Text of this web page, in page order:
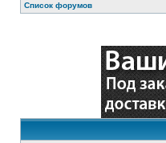
Список форумов